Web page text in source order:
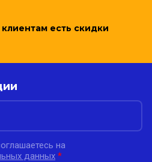
есть скидки
на
данных *